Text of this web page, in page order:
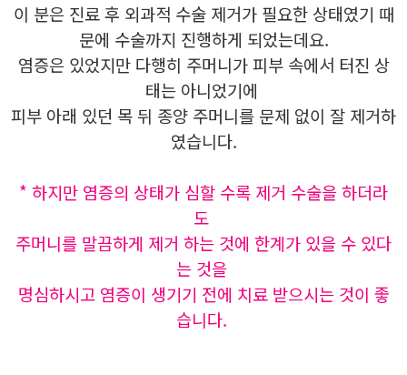
이 분은 진료 후 외과적 수술 제거가 필요한 상태였기 때
문에 수술까지 진행하게 되었는데요.
염증은 있었지만 다행히 주머니가 피부 속에서 터진 상
태는 아니었기에
피부 아래 있던 목 뒤 종양 주머니를 문제 없이 잘 제거하
였습니다.
* 하지만 염증의 상태가 심할 수록 제거 수술을 하더라
도
주머니를 말끔하게 제거 하는 것에 한계가 있을 수 있다
는 것을
명심하시고 염증이 생기기 전에 치료 받으시는 것이 좋
습니다.